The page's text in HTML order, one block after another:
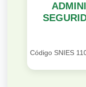
Código SNIES